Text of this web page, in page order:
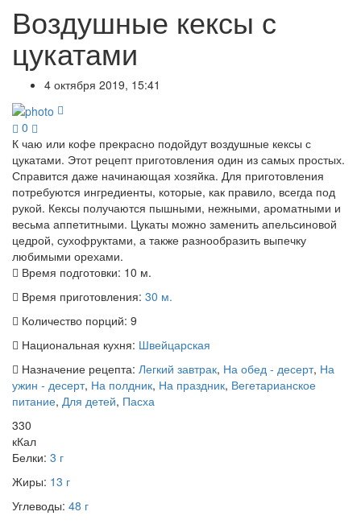
Воздушные кексы с
цукатами
4 октября 2019, 15:41
0
К чаю или кофе прекрасно подойдут воздушные кексы с
цукатами. Этот рецепт приготовления один из самых простых.
Справится даже начинающая хозяйка. Для приготовления
потребуются ингредиенты, которые, как правило, всегда под
рукой. Кексы получаются пышными, нежными, ароматными и
весьма аппетитными. Цукаты можно заменить апельсиновой
цедрой, сухофруктами, а также разнообразить выпечку
любимыми орехами.
Время подготовки: 10 м.
Время приготовления: 30 м.
Количество порций: 9
Национальная кухня: Швейцарская
Назначение рецепта: Легкий завтрак, На обед - десерт, На
ужин - десерт, На полдник, На праздник, Вегетарианское
питание, Для детей, Пасха
330
кКал
Белки: 3 г
Жиры: 13 г
Углеводы: 48 г